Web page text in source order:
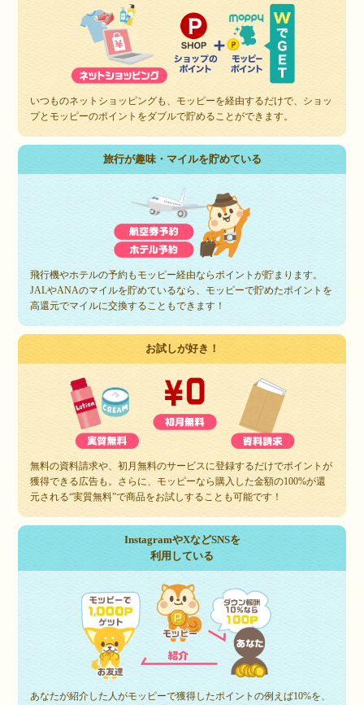
いつものネットショッピングも、モッピーを経由するだけで、ショッ
プとモッピーのポイントをダブルで貯めることができます。
旅行が趣味・マイルを貯めている
飛行機やホテルの予約もモッピー経由ならポイントが貯まります。
JALやANAのマイルを貯めているなら、モッピーで貯めたポイントを
高還元でマイルに交換することもできます！
お試しが好き！
無料の資料請求や、初月無料のサービスに登録するだけでポイントが
獲得できる広告も。さらに、モッピーなら購入した金額の100%が還
元される“実質無料”で商品をお試しすることも可能です！
InstagramやXなどSNSを
利用している
あなたが紹介した人がモッピーで獲得したポイントの例えば10%を、